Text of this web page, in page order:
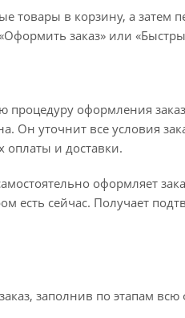
товары в корзину, а затем
заказ» или
оформления
Он уточнит все условия
оплаты и доставки.
оформляет
есть сейчас. Получает
заполнив по этапам всю